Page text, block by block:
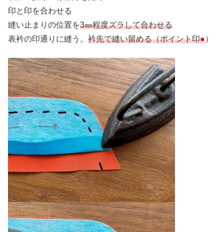
印と印を合わせる
縫い止まりの位置を3㎜程度ズラして合わせる
表衿の印通りに縫う。 衿先で縫い留める（ポイント印●）